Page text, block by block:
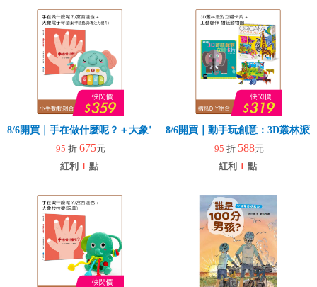
8/6開買｜手在做什麼呢？＋大象電子琴
95 折 675元
紅利 1 點
8/6開買｜動手玩創意：3D叢林派
95 折 588元
紅利 1 點